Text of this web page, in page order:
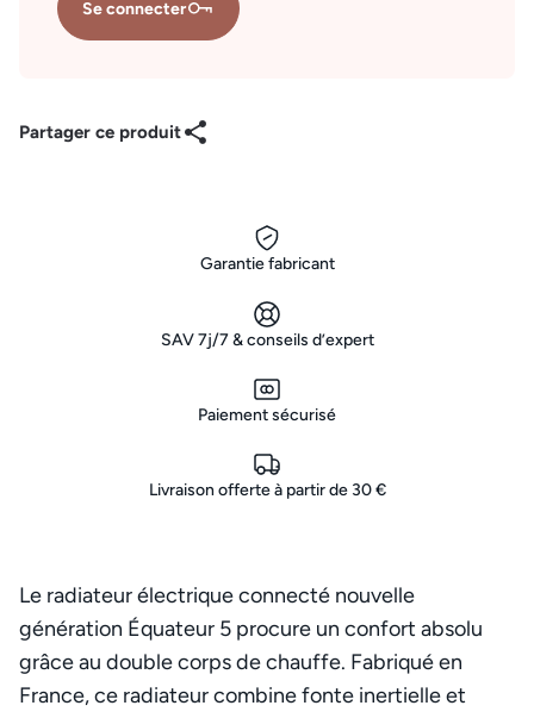
Se connecter
Partager ce produit
Garantie fabricant
SAV 7j/7 & conseils d’expert
Paiement sécurisé
Livraison offerte à partir de 30 €
Le radiateur électrique connecté nouvelle
génération Équateur 5 procure un confort absolu
grâce au double corps de chauffe. Fabriqué en
France, ce radiateur combine fonte inertielle et